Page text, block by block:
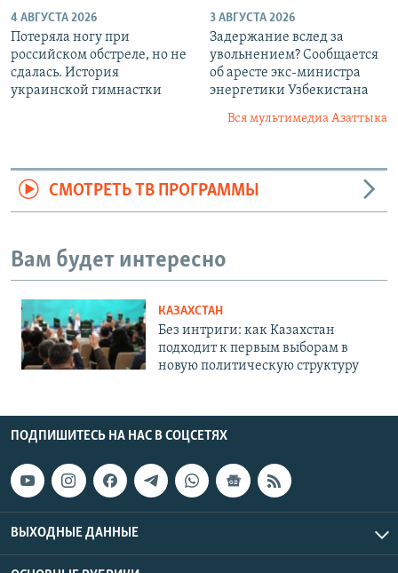
4 АВГУСТА 2026
Потеряла ногу при
российском обстреле, но не
сдалась. История
украинской гимнастки
3 АВГУСТА 2026
Задержание вслед за
увольнением? Сообщается
об аресте экс-министра
энергетики Узбекистана
Вся мультимедиа Азаттыка
СМОТРЕТЬ ТВ ПРОГРАММЫ
Вам будет интересно
КАЗАХСТАН
Без интриги: как Казахстан
подходит к первым выборам в
новую политическую структуру
ПОДПИШИТЕСЬ НА НАС В СОЦСЕТЯХ
ВЫХОДНЫЕ ДАННЫЕ